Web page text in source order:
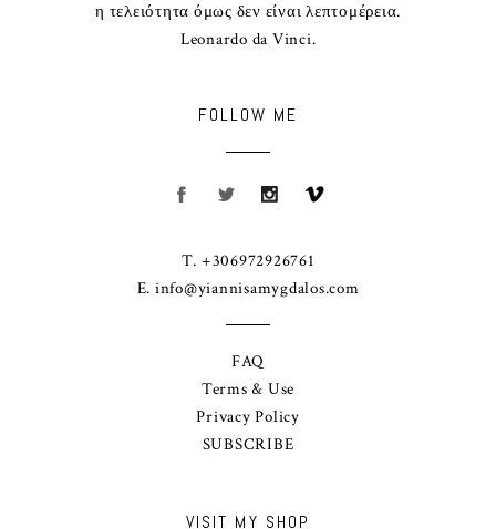
VISIT MY SHOP
η τελειότητα όμως δεν είναι λεπτομέρεια.
Leonardo da Vinci.
FOLLOW ME
T. +306972926761
E. info@yiannisamygdalos.com
FAQ
Terms & Use
Privacy Policy
SUBSCRIBE